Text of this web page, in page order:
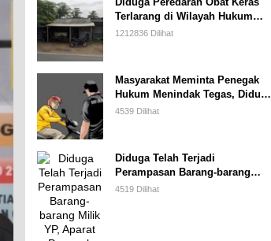
Terlarang di Wilayah Hukum
Kabupaten Kuningan, Warga
Menindak Tegas
1212836 Dilihat
Masyarakat Meminta Penegak
Hukum Menindak Tegas, Diduga
Para Debt Collector Yang
4539 Dilihat
Diduga Telah Terjadi
Perampasan Barang-barang
Milik YP, Aparat Penegak
4519 Dilihat